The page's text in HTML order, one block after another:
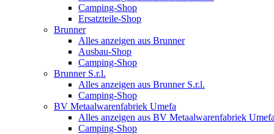
Camping-Shop
Ersatzteile-Shop
Brunner
Alles anzeigen aus Brunner
Ausbau-Shop
Camping-Shop
Brunner S.r.l.
Alles anzeigen aus Brunner S.r.l.
Camping-Shop
BV Metaalwarenfabriek Umefa
Alles anzeigen aus BV Metaalwarenfabriek Umefa
Camping-Shop